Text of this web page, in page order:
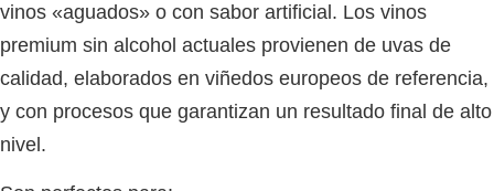
vinos «aguados» o con sabor artificial. Los vinos
premium sin alcohol actuales provienen de uvas de
calidad, elaborados en viñedos europeos de referencia,
y con procesos que garantizan un resultado final de alto
nivel.